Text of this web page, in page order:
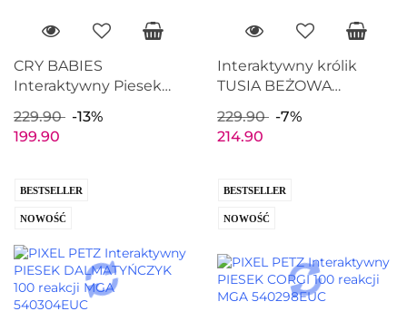
CRY BABIES
Interaktywny Piesek
Chodzi Płacze EPEE
EP60191
229.90
-13%
199.90
Interaktywny królik
TUSIA BEŻOWA
włosów EPEE EP60174
229.90
-7%
214.90
BESTSELLER
NOWOŚĆ
BESTSELLER
NOWOŚĆ